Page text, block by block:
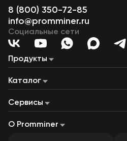
8 (800) 350-72-85
info@promminer.ru
Социальные сети
Продукты
Наши дата-центры
Майнинг-пул
Купля-продажа ЦВ
Лизинг
Строительство дата-центров
Производство контейнеров
Каталог
Дата-центры на ГПУ
Контейнеры для майнинга
Газопоршневые установки
Сервисы
Калькулятор майнинга «под
Налоговый калькулятор
О Promminer